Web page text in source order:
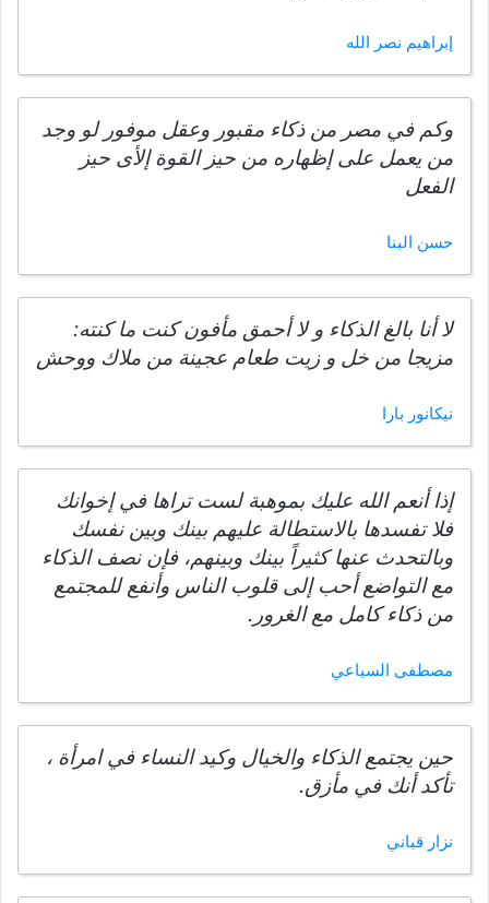
إبراهيم نصر الله
وكم في مصر من ذكاء مقبور وعقل موفور لو وجد
من يعمل على إظهاره من حيز القوة إلأى حيز
الفعل
حسن البنا
لا أنا بالغ الذكاء و لا أحمق مأفون كنت ما كنته:
مزيجا من خل و زيت طعام عجينة من ملاك ووحش
نيكانور بارا
إذا أنعم الله عليك بموهبة لست تراها في إخوانك
فلا تفسدها بالاستطالة عليهم بينك وبين نفسك
وبالتحدث عنها كثيراً بينك وبينهم، فإن نصف الذكاء
مع التواضع أحب إلى قلوب الناس وأنفع للمجتمع
من ذكاء كامل مع الغرور.
مصطفى السباعي
حين يجتمع الذكاء والخيال وكيد النساء في امرأة ،
تأكد أنك في مأزق.
نزار قباني